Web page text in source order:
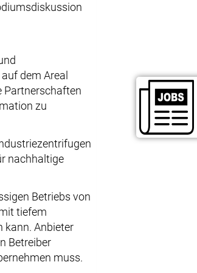
dem Areal
Partnerschaften
zu
nachhaltige
Betriebs von
tiefem
kann. Anbieter
Betreiber
muss.